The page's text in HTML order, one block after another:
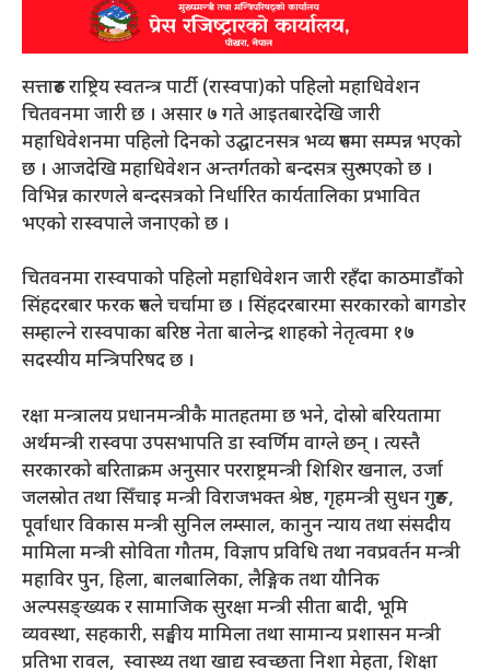
सत्तारुढ राष्ट्रिय स्वतन्त्र पार्टी (रास्वपा)को पहिलो महाधिवेशन
चितवनमा जारी छ । असार ७ गते आइतबारदेखि जारी
महाधिवेशनमा पहिलो दिनको उद्घाटनसत्र भव्य रुपमा सम्पन्न भएको
छ । आजदेखि महाधिवेशन अन्तर्गतको बन्दसत्र सुरु भएको छ ।
विभिन्न कारणले बन्दसत्रको निर्धारित कार्यतालिका प्रभावित
भएको रास्वपाले जनाएको छ ।
चितवनमा रास्वपाको पहिलो महाधिवेशन जारी रहँदा काठमाडौंको
सिंहदरबार फरक रुपले चर्चामा छ । सिंहदरबारमा सरकारको बागडोर
सम्हाल्ने रास्वपाका बरिष्ठ नेता बालेन्द्र शाहको नेतृत्वमा १७
सदस्यीय मन्त्रिपरिषद छ ।
रक्षा मन्त्रालय प्रधानमन्त्रीकै मातहतमा छ भने, दोस्रो बरियतामा
अर्थमन्त्री रास्वपा उपसभापति डा स्वर्णिम वाग्ले छन् । त्यस्तै
सरकारको बरिताक्रम अनुसार परराष्ट्रमन्त्री शिशिर खनाल, उर्जा
जलस्रोत तथा सिँचाइ मन्त्री विराजभक्त श्रेष्ठ, गृहमन्त्री सुधन गुरुङ,
पूर्वाधार विकास मन्त्री सुनिल लम्साल, कानुन न्याय तथा संसदीय
मामिला मन्त्री सोविता गौतम, विज्ञाप प्रविधि तथा नवप्रवर्तन मन्त्री
महाविर पुन, हिला, बालबालिका, लैङ्गिक तथा यौनिक
अल्पसङ्ख्यक र सामाजिक सुरक्षा मन्त्री सीता बादी, भूमि
व्यवस्था, सहकारी, सङ्घीय मामिला तथा सामान्य प्रशासन मन्त्री
प्रतिभा रावल, स्वास्थ्य तथा खाद्य स्वच्छता निशा मेहता, शिक्षा